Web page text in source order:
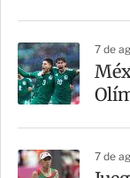
7 de
7 de